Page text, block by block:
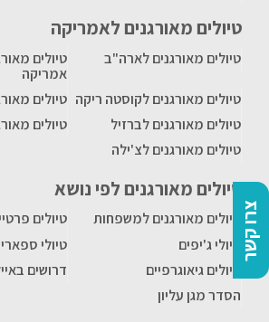
צרו קשר
טיולים מאורגנים לאמריקה
טיולים מאורגנים לארה"ב
טיולים
אמריקה
טיולים מאורגנים לקוסטה ריקה טיולים
טיולים מאורגנים לברזיל
טיולים
טיולים מאורגנים לצ'ילה
טיולים מאורגנים לפי נושא
טיולים מאורגנים למשפחות
טיולים
טיולי ג'יפים
טיולי ספארי
טיולים גיאוגרפיים
דרושים
הסדר מגן עליון